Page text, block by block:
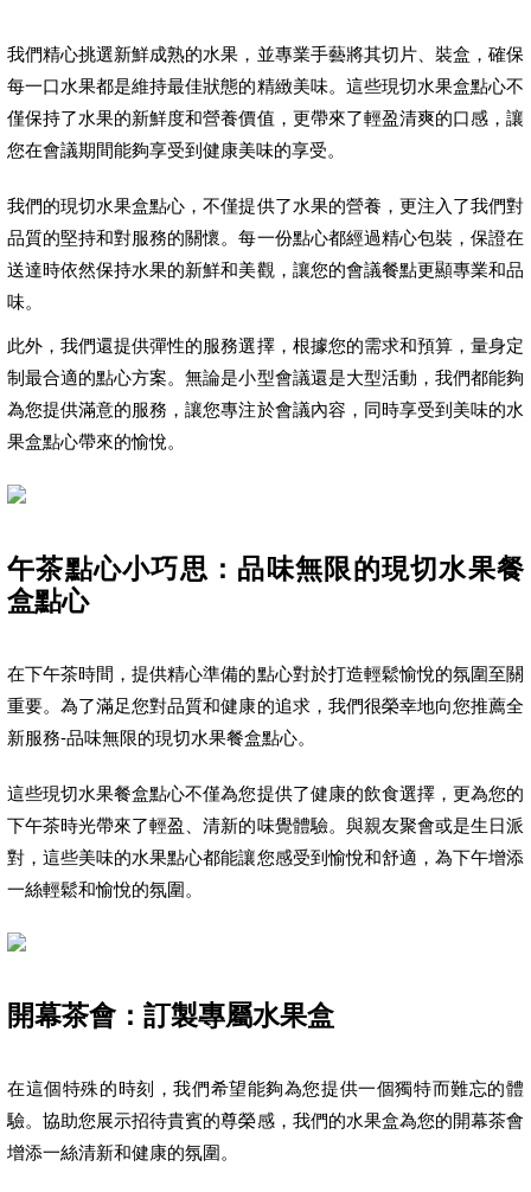
我們精心挑選新鮮成熟的水果，並專業手藝將其切片、裝盒，確保
每一口水果都是維持最佳狀態的精緻美味。這些現切水果盒點心不
僅保持了水果的新鮮度和營養價值，更帶來了輕盈清爽的口感，讓
您在會議期間能夠享受到健康美味的享受。
我們的現切水果盒點心，不僅提供了水果的營養，更注入了我們對
品質的堅持和對服務的關懷。每一份點心都經過精心包裝，保證在
送達時依然保持水果的新鮮和美觀，讓您的會議餐點更顯專業和品
味。
此外，我們還提供彈性的服務選擇，根據您的需求和預算，量身定
制最合適的點心方案。無論是小型會議還是大型活動，我們都能夠
為您提供滿意的服務，讓您專注於會議內容，同時享受到美味的水
果盒點心帶來的愉悅。
午茶點心小巧思：品味無限的現切水果餐
盒點心
在下午茶時間，提供精心準備的點心對於打造輕鬆愉悅的氛圍至關
重要。為了滿足您對品質和健康的追求，我們很榮幸地向您推薦全
新服務-品味無限的現切水果餐盒點心。
這些現切水果餐盒點心不僅為您提供了健康的飲食選擇，更為您的
下午茶時光帶來了輕盈、清新的味覺體驗。與親友聚會或是生日派
對，這些美味的水果點心都能讓您感受到愉悅和舒適，為下午增添
一絲輕鬆和愉悅的氛圍。
開幕茶會：訂製專屬水果盒
在這個特殊的時刻，我們希望能夠為您提供一個獨特而難忘的體
驗。協助您展示招待貴賓的尊榮感，我們的水果盒為您的開幕茶會
增添一絲清新和健康的氛圍。